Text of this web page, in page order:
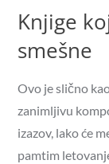
Knjige
smešne
Ovo je slično
zanimljivu
izazov, lako će
pamtim